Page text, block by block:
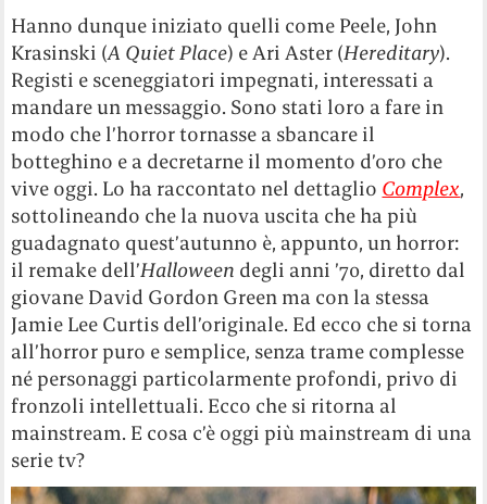
Hanno dunque iniziato quelli come Peele, John
Krasinski (A Quiet Place) e Ari Aster (Hereditary).
Registi e sceneggiatori impegnati, interessati a
mandare un messaggio. Sono stati loro a fare in
modo che l’horror tornasse a sbancare il
botteghino e a decretarne il momento d’oro che
vive oggi. Lo ha raccontato nel dettaglio Complex,
sottolineando che la nuova uscita che ha più
guadagnato quest’autunno è, appunto, un horror:
il remake dell’Halloween degli anni ’70, diretto dal
giovane David Gordon Green ma con la stessa
Jamie Lee Curtis dell’originale. Ed ecco che si torna
all’horror puro e semplice, senza trame complesse
né personaggi particolarmente profondi, privo di
fronzoli intellettuali. Ecco che si ritorna al
mainstream. E cosa c’è oggi più mainstream di una
serie tv?